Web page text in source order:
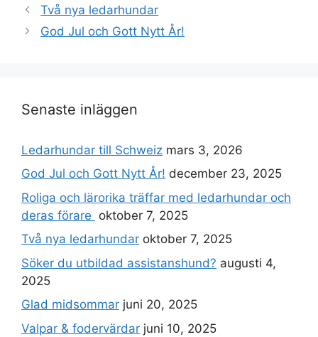
Två nya ledarhundar
God Jul och Gott Nytt År!
Senaste inläggen
Ledarhundar till Schweiz mars 3, 2026
God Jul och Gott Nytt År! december 23, 2025
Roliga och lärorika träffar med ledarhundar och
deras förare oktober 7, 2025
Två nya ledarhundar oktober 7, 2025
Söker du utbildad assistanshund? augusti 4,
2025
Glad midsommar juni 20, 2025
Valpar & fodervärdar juni 10, 2025